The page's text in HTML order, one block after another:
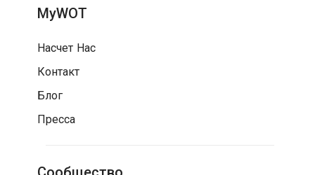
MyWOT
Насчет Нас
Контакт
Блог
Пресса